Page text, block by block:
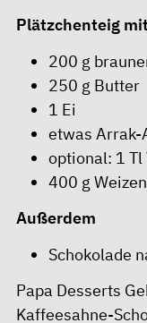
Plätzchenteig
200 g
250 g Butter
1 Ei
etwas Arrak-
optional: 1
400 g
Außerdem
Schokolade
Papa Desserts
Kaffeesahne-